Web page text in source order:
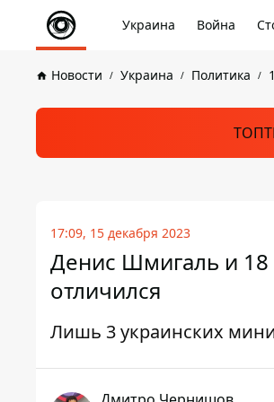
Украина Война
Новости Украина Политика
17:09, 15 декабря 2023
Денис Шмигаль и 18
отличился
Лишь 3 украинских